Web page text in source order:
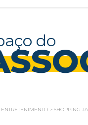
do
ENTRETENIMENTO > SHOPPING